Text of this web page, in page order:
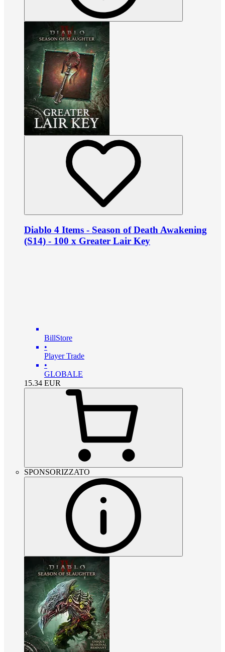
Diablo 4 Items - Season of Death Awakening
(S14) - 100 x Greater Lair Key
BillStore
•
Player Trade
•
GLOBALE
15.34 EUR
SPONSORIZZATO